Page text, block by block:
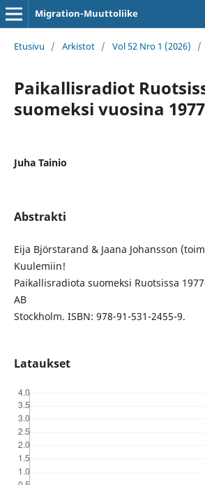
Migration-Muuttoliike
Etusivu / Arkistot / Vol 52 Nro 1 (2026) /
Paikallisradiot
suomeksi vuosina
Juha Tainio
Abstrakti
Eija Björstarand & Jaana Johansson
Kuulemiin!
Paikallisradiota suomeksi Ruotsissa
AB
Stockholm. ISBN: 978-91-531-2455-9.
Lataukset